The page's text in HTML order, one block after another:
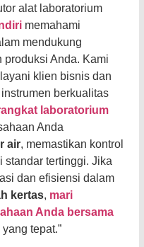
alat laboratorium
memahami
mendukung
produksi Anda. Kami
klien bisnis dan
berkualitas
laboratorium
Anda
air, memastikan kontrol
standar tertinggi. Jika
dan efisiensi dalam
kertas, mari
Anda bersama
tepat.”